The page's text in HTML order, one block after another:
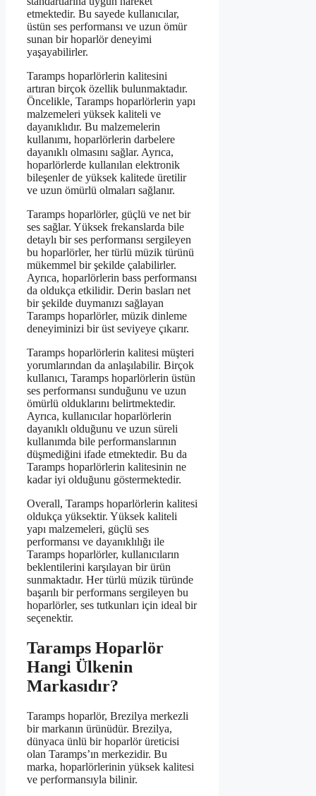
etmektedir. Bu sayede kullanıcılar,
üstün ses performansı ve uzun ömür
sunan bir hoparlör deneyimi
yaşayabilirler.
Taramps hoparlörlerin kalitesini
artıran birçok özellik bulunmaktadır.
Öncelikle, Taramps hoparlörlerin yapı
malzemeleri yüksek kaliteli ve
dayanıklıdır. Bu malzemelerin
kullanımı, hoparlörlerin darbelere
dayanıklı olmasını sağlar. Ayrıca,
hoparlörlerde kullanılan elektronik
bileşenler de yüksek kalitede üretilir
ve uzun ömürlü olmaları sağlanır.
Taramps hoparlörler, güçlü ve net bir
ses sağlar. Yüksek frekanslarda bile
detaylı bir ses performansı sergileyen
bu hoparlörler, her türlü müzik türünü
mükemmel bir şekilde çalabilirler.
Ayrıca, hoparlörlerin bass performansı
da oldukça etkilidir. Derin basları net
bir şekilde duymanızı sağlayan
Taramps hoparlörler, müzik dinleme
deneyiminizi bir üst seviyeye çıkarır.
Taramps hoparlörlerin kalitesi müşteri
yorumlarından da anlaşılabilir. Birçok
kullanıcı, Taramps hoparlörlerin üstün
ses performansı sunduğunu ve uzun
ömürlü olduklarını belirtmektedir.
Ayrıca, kullanıcılar hoparlörlerin
dayanıklı olduğunu ve uzun süreli
kullanımda bile performanslarının
düşmediğini ifade etmektedir. Bu da
Taramps hoparlörlerin kalitesinin ne
kadar iyi olduğunu göstermektedir.
Overall, Taramps hoparlörlerin kalitesi
oldukça yüksektir. Yüksek kaliteli
yapı malzemeleri, güçlü ses
performansı ve dayanıklılığı ile
Taramps hoparlörler, kullanıcıların
beklentilerini karşılayan bir ürün
sunmaktadır. Her türlü müzik türünde
başarılı bir performans sergileyen bu
hoparlörler, ses tutkunları için ideal bir
seçenektir.
Taramps Hoparlör
Hangi Ülkenin
Markasıdır?
Taramps hoparlör, Brezilya merkezli
bir markanın ürünüdür. Brezilya,
dünyaca ünlü bir hoparlör üreticisi
olan Taramps’ın merkezidir. Bu
marka, hoparlörlerinin yüksek kalitesi
ve performansıyla bilinir.